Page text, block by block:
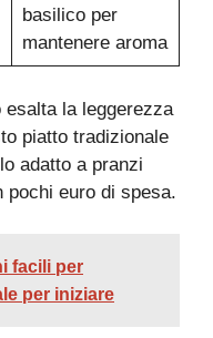
basilico per
mantenere aroma
la leggerezza
piatto tradizionale
adatto a pranzi
euro di spesa.
facili per
per iniziare